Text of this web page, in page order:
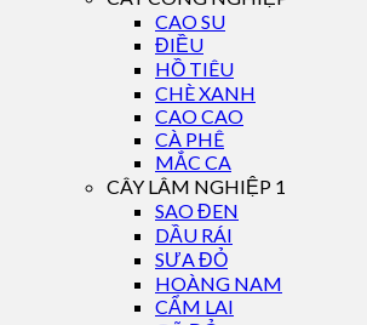
CAO SU
ĐIỀU
HỒ TIÊU
CHÈ XANH
CAO CAO
CÀ PHÊ
MẮC CA
CÂY LÂM NGHIỆP 1
SAO ĐEN
DẦU RÁI
SƯA ĐỎ
HOÀNG NAM
CẨM LAI